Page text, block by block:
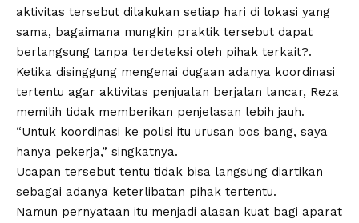
aktivitas tersebut dilakukan setiap hari di lokasi yang
sama, bagaimana mungkin praktik tersebut dapat
berlangsung tanpa terdeteksi oleh pihak terkait?.
‎‎Ketika disinggung mengenai dugaan adanya koordinasi
tertentu agar aktivitas penjualan berjalan lancar, Reza
memilih tidak memberikan penjelasan lebih jauh.‎‎
“Untuk koordinasi ke polisi itu urusan bos bang, saya
hanya pekerja,” singkatnya.‎‎
Ucapan tersebut tentu tidak bisa langsung diartikan
sebagai adanya keterlibatan pihak tertentu.
Namun pernyataan itu menjadi alasan kuat bagi aparat